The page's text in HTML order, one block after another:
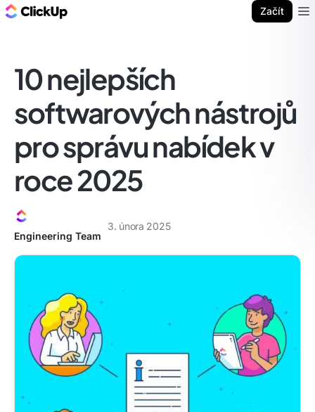
Začít
10 nejlepších
softwarových nástrojů
pro správu nabídek v
roce 2025
Engineering Team
3. února 2025